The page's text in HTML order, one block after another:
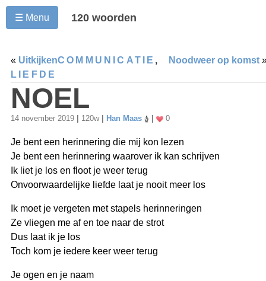
☰ Menu 120 woorden
« Uitkijken Noodweer op komst
COMMUNICATIE ,
LIEFDE
NOEL
14 november 2019 120w Han Maas 0
Je bent een herinnering die mij kon lezen
Je bent een herinnering waarover ik kan schrijven
Ik liet je los en floot je weer terug
Onvoorwaardelijke liefde laat je nooit meer los
Ik moet je vergeten met stapels herinneringen
Ze vliegen me af en toe naar de strot
Dus laat ik je los
Toch kom je iedere keer weer terug
Je ogen en je naam